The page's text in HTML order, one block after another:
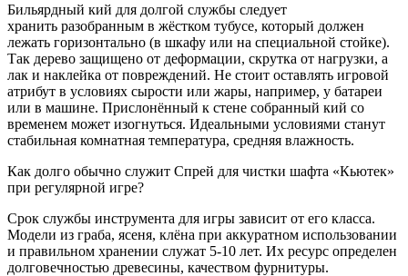
Бильярдный кий для долгой службы следует
хранить разобранным в жёстком тубусе, который должен
лежать горизонтально (в шкафу или на специальной стойке).
Так дерево защищено от деформации, скрутка от нагрузки, а
лак и наклейка от повреждений. Не стоит оставлять игровой
атрибут в условиях сырости или жары, например, у батареи
или в машине. Прислонённый к стене собранный кий со
временем может изогнуться. Идеальными условиями станут
стабильная комнатная температура, средняя влажность.
Как долго обычно служит Спрей для чистки шафта «Кьютек»
при регулярной игре?
Срок службы инструмента для игры зависит от его класса.
Модели из граба, ясеня, клёна при аккуратном использовании
и правильном хранении служат 5-10 лет. Их ресурс определен
долговечностью древесины, качеством фурнитуры.